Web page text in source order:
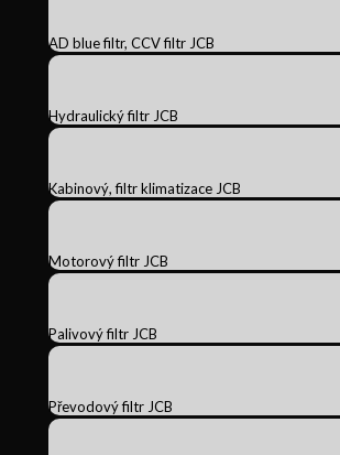
AD blue filtr, CCV filtr JCB
Hydraulický filtr JCB
Kabinový, filtr klimatizace JCB
Motorový filtr JCB
Palivový filtr JCB
Převodový filtr JCB